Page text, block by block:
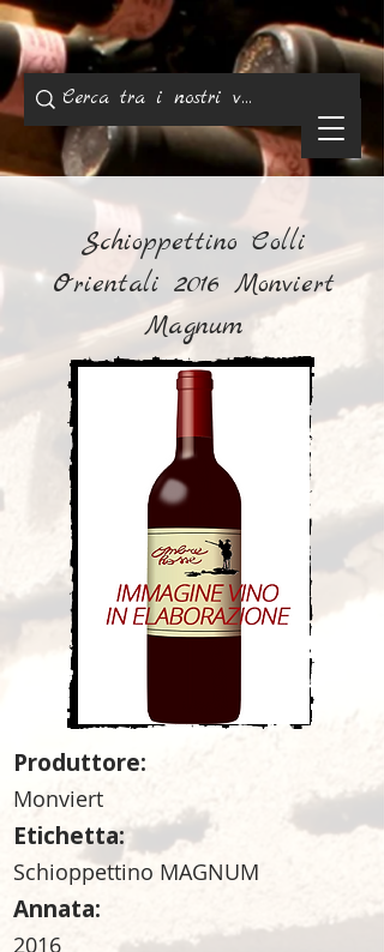
Schioppettino Colli
Orientali 2016 Monviert
Magnum
Produttore:
Monviert
Etichetta:
Schioppettino MAGNUM
Annata:
2016